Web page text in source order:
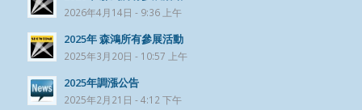
2026年4月14日 - 9:36 上午
2025年 森鴻所有參展活動
2025年3月20日 - 10:57 上午
2025年調漲公告
2025年2月21日 - 4:12 下午